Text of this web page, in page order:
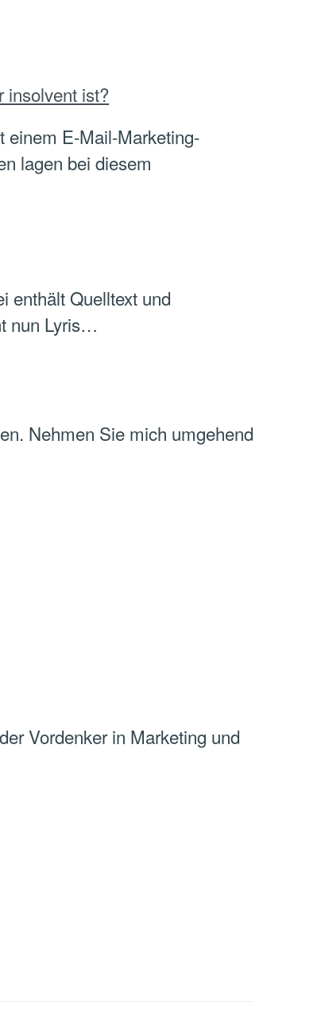
insolvent ist?
einem E-Mail-Marketing-
lagen bei diesem
enthält Quelltext und
nun Lyris…
Nehmen Sie mich umgehend
Vordenker in Marketing und